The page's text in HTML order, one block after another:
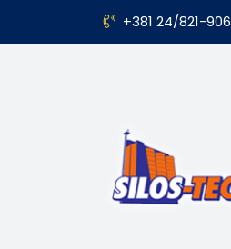
+381 24/821-906